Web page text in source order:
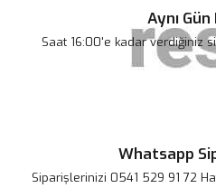
Ürün bilgilerinde hatalar bulunuyor.
Ürün fiyatı diğer sitelerden daha
Aynı
Saat 16:00'e kadar verdiğiniz
Whatsapp
Siparişlerinizi 0541 529 91 72